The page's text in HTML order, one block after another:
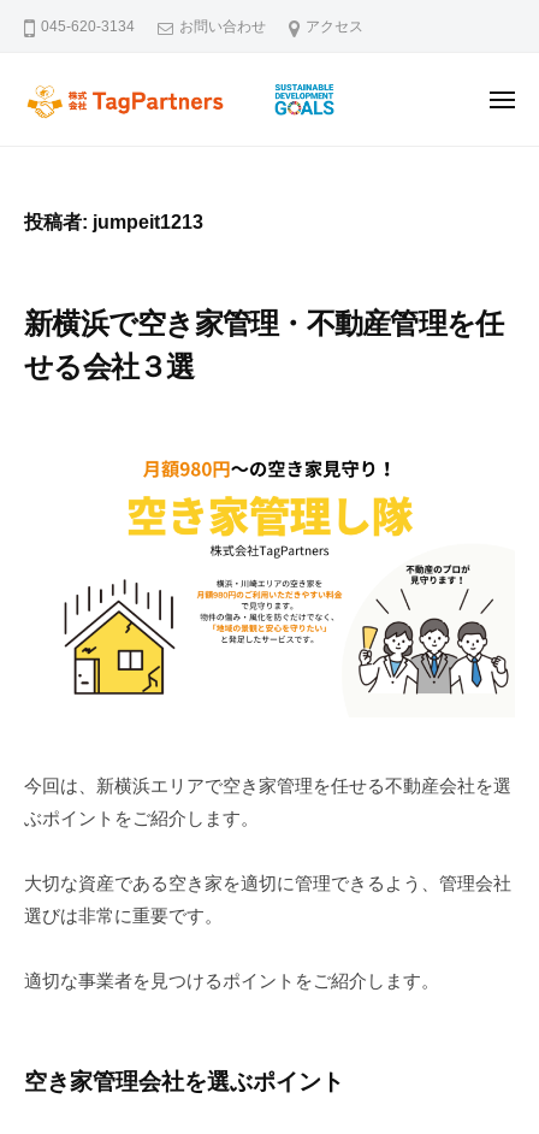
045-620-3134 お問い合わせ アクセス
株式会社TagPartners
新横浜を拠点に不動産の未来を創るタッグパートナーズです。不
メ
投稿者: jumpeit1213
新横浜で空き家管理・不動産管理を任
せる会社３選
今回は、新横浜エリアで空き家管理を任せる不動産会社を選
ぶポイントをご紹介します。
大切な資産である空き家を適切に管理できるよう、管理会社
選びは非常に重要です。
適切な事業者を見つけるポイントをご紹介します。
空き家管理会社を選ぶポイント